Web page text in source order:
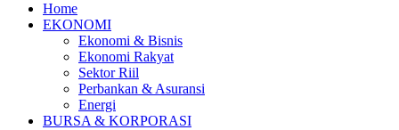
Home
EKONOMI
Ekonomi & Bisnis
Ekonomi Rakyat
Sektor Riil
Perbankan & Asuransi
Energi
BURSA & KORPORASI